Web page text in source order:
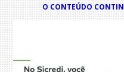
O CONTEÚDO